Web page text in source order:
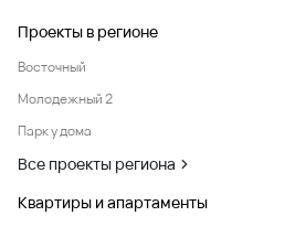
Проекты в регионе
Восточный
Молодежный 2
Парк у дома
Все проекты региона
Квартиры и апартаменты